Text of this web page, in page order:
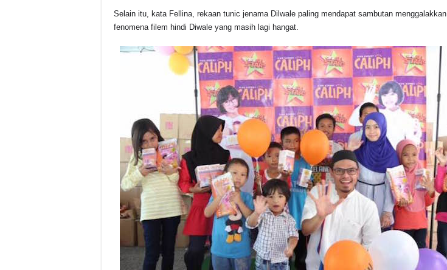
Selain itu, kata Fellina, rekaan tunic jenama Dilwale paling mendapat sambutan
fenomena filem hindi Diwale yang masih lagi hangat.